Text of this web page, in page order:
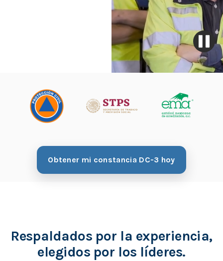
Obtener mi constancia DC-3 hoy
Respaldados por la experiencia,
elegidos por los líderes.